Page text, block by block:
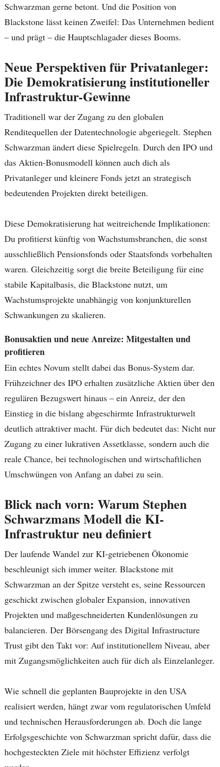
Schwarzman gerne betont. Und die Position von
Blackstone lässt keinen Zweifel: Das Unternehmen bedient
– und prägt – die Hauptschlagader dieses Booms.
Neue Perspektiven für Privatanleger:
Die Demokratisierung institutioneller
Infrastruktur-Gewinne
Traditionell war der Zugang zu den globalen
Renditequellen der Datentechnologie abgeriegelt. Stephen
Schwarzman ändert diese Spielregeln. Durch den IPO und
das Aktien-Bonusmodell können auch dich als
Privatanleger und kleinere Fonds jetzt an strategisch
bedeutenden Projekten direkt beteiligen.
Diese Demokratisierung hat weitreichende Implikationen:
Du profitierst künftig von Wachstumsbranchen, die sonst
ausschließlich Pensionsfonds oder Staatsfonds vorbehalten
waren. Gleichzeitig sorgt die breite Beteiligung für eine
stabile Kapitalbasis, die Blackstone nutzt, um
Wachstumsprojekte unabhängig von konjunkturellen
Schwankungen zu skalieren.
Bonusaktien und neue Anreize: Mitgestalten und
profitieren
Ein echtes Novum stellt dabei das Bonus-System dar.
Frühzeichner des IPO erhalten zusätzliche Aktien über den
regulären Bezugswert hinaus – ein Anreiz, der den
Einstieg in die bislang abgeschirmte Infrastrukturwelt
deutlich attraktiver macht. Für dich bedeutet das: Nicht nur
Zugang zu einer lukrativen Assetklasse, sondern auch die
reale Chance, bei technologischen und wirtschaftlichen
Umschwüngen von Anfang an dabei zu sein.
Blick nach vorn: Warum Stephen
Schwarzmans Modell die KI-
Infrastruktur neu definiert
Der laufende Wandel zur KI-getriebenen Ökonomie
beschleunigt sich immer weiter. Blackstone mit
Schwarzman an der Spitze versteht es, seine Ressourcen
geschickt zwischen globaler Expansion, innovativen
Projekten und maßgeschneiderten Kundenlösungen zu
balancieren. Der Börsengang des Digital Infrastructure
Trust gibt den Takt vor: Auf institutionellem Niveau, aber
mit Zugangsmöglichkeiten auch für dich als Einzelanleger.
Wie schnell die geplanten Bauprojekte in den USA
realisiert werden, hängt zwar vom regulatorischen Umfeld
und technischen Herausforderungen ab. Doch die lange
Erfolgsgeschichte von Schwarzman spricht dafür, dass die
hochgesteckten Ziele mit höchster Effizienz verfolgt